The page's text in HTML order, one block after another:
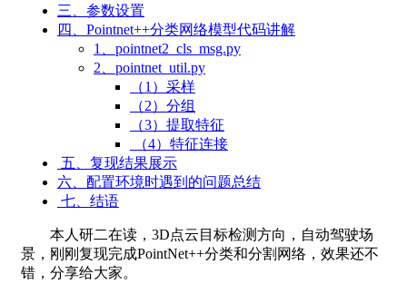
三、参数设置
四、Pointnet++分类网络模型代码讲解
1、pointnet2_cls_msg.py
2、pointnet_util.py
（1）采样
（2）分组
（3）提取特征
（4）特征连接
五、复现结果展示
六、配置环境时遇到的问题总结
七、结语
本人研二在读，3D点云目标检测方向，自动驾驶场
景，刚刚复现完成PointNet++分类和分割网络，效果还不
错，分享给大家。